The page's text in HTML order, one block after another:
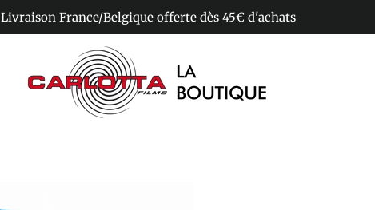
Livraison France/Belgique offerte dès 45€ d'achats